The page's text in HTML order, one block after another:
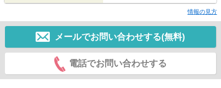
情報の見方
メールでお問い合わせする(無料)
電話でお問い合わせする